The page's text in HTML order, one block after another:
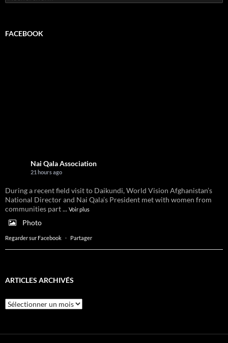
FACEBOOK
Nai Qala Association
21 hours ago
During a recent field visit to Daikundi, World Vision Afghanistan’s
National Director and Nai Qala’s President met with women from
communities part... Voir plus
Photo
Regarder sur Facebook · Partager
ARTICLES ARCHIVÉS
Articles
archivés